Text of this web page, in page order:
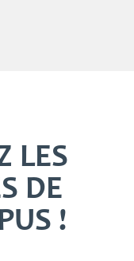
LES
DE
!